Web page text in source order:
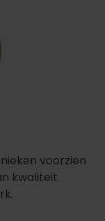
voorzien
kwaliteit